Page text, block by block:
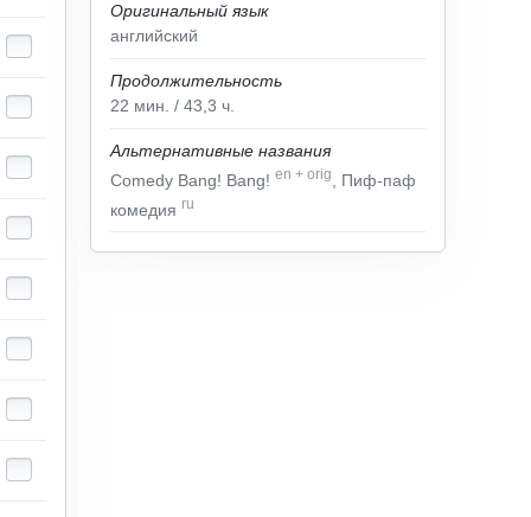
Оригинальный язык
английский
Продолжительность
22 мин. / 43,3 ч.
Альтернативные названия
Comedy Bang! Bang! en + orig
, Пиф-паф
комедия ru